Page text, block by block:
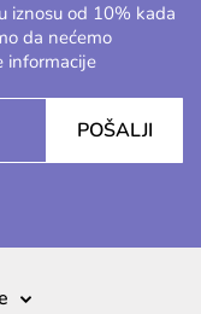
iznosu od 10% kada
da nećemo
informacije
POŠALJI